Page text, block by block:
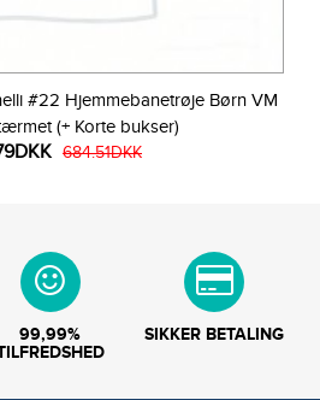
#22 Hjemmebanetrøje Børn VM
(+ Korte bukser)
684.51DKK
99,99%
SIKKER BETALING